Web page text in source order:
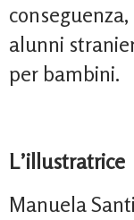
alunni
per bambini.
L’illustratrice
Manuela